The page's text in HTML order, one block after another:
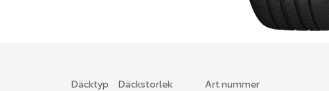
Däcktyp Däckstorlek Art nummer